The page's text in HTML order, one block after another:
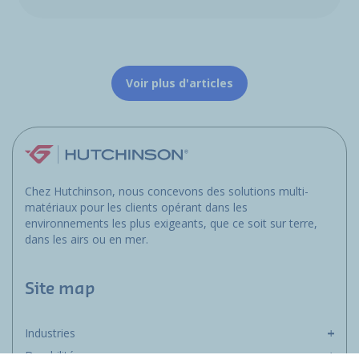
Voir plus d'articles
Chez Hutchinson, nous concevons des solutions multi-
matériaux pour les clients opérant dans les
environnements les plus exigeants, que ce soit sur terre,
dans les airs ou en mer.
Site map
Industries
Durabilité